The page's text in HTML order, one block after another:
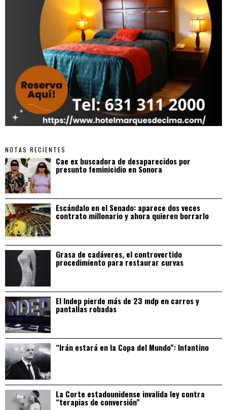
NOTAS RECIENTES
Cae ex buscadora de desaparecidos por
presunto feminicidio en Sonora
Escándalo en el Senado: aparece dos veces
contrato millonario y ahora quieren borrarlo
Grasa de cadáveres, el controvertido
procedimiento para restaurar curvas
El Indep pierde más de 23 mdp en carros y
pantallas robadas
“Irán estará en la Copa del Mundo”: Infantino
La Corte estadounidense invalida ley contra
“terapias de conversión”